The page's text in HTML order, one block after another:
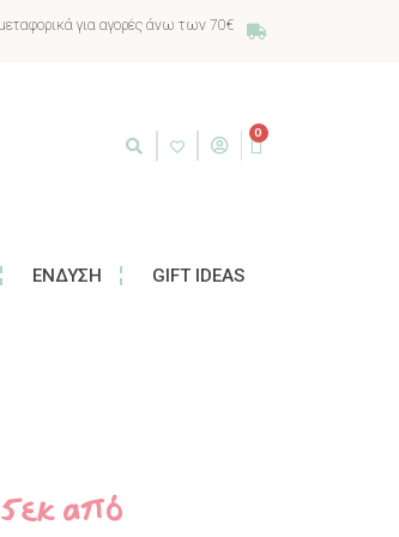
για αγορές άνω των 70€
0
ΈΝΔΥΣΗ GIFT IDEAS
από